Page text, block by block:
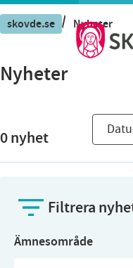
skovde.se / Nyheter
Nyheter
0nyhet
Filtrera
Ämnesområde